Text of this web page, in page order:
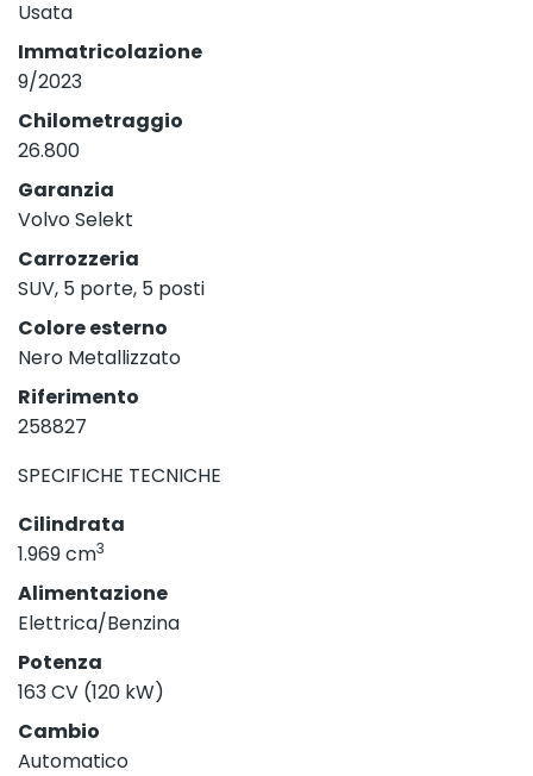
Usata
Immatricolazione
9/2023
Chilometraggio
26.800
Garanzia
Volvo Selekt
Carrozzeria
SUV, 5 porte, 5 posti
Colore esterno
Nero Metallizzato
Riferimento
258827
SPECIFICHE TECNICHE
Cilindrata
1.969 cm3
Alimentazione
Elettrica/Benzina
Potenza
163 CV (120 kW)
Cambio
Automatico